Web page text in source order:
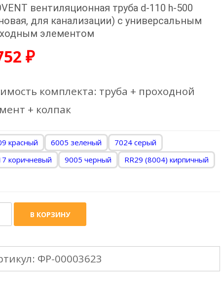
вентиляционная труба d-110 h-500
для канализации) с универсальным
элементом
₽
комплекта: труба + проходной
+ колпак
красный 6005 зеленый
7024 серый
коричневый
9005 черный RR29 (8004) кирпичный
В КОРЗИНУ
ФР-00003623